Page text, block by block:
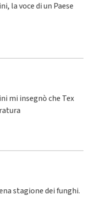
la voce di un Paese
mi insegnò che Tex
stagione dei funghi.